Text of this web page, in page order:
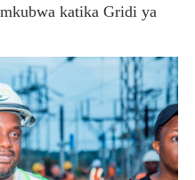
katika Gridi ya